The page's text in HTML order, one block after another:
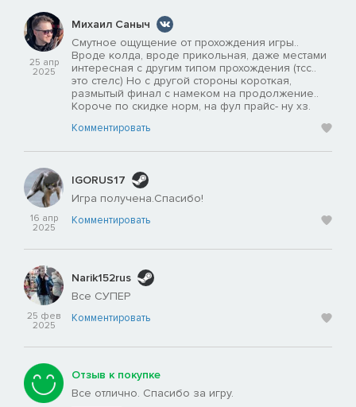
25 апр
2025
Михаил Саныч
Смутное ощущение от прохождения игры..
Вроде колда, вроде прикольная, даже местами
интересная с другим типом прохождения (тсс..
это стелс) Но с другой стороны короткая,
размытый финал с намеком на продолжение..
Короче по скидке норм, на фул прайс- ну хз.
Комментировать
16 апр
2025
IGORUS17
Игра получена.Спасибо!
Комментировать
25 фев
2025
Narik152rus
Все СУПЕР
Комментировать
Отзыв к покупке
Все отлично. Спасибо за игру.